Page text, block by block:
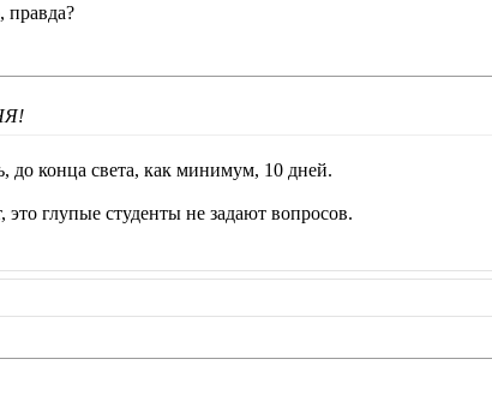
правда?
до конца света, как минимум, 10 дней.
глупые студенты не задают вопросов.